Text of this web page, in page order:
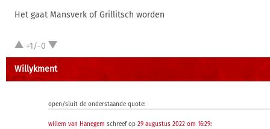
Het gaat Mansverk of Grillitsch worden
+1/-0
Willykment
open/sluit de onderstaande quote:
willem van Hanegem schreef op 29 augustus 2022 om 16:29: